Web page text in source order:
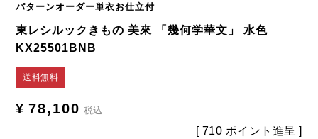
パターンオーダー単衣お仕立付
東レシルックきもの 美來 「幾何学華文」 水色
KX25501BNB
送料無料
¥ 78,100 税込
[ 710 ポイント進呈 ]